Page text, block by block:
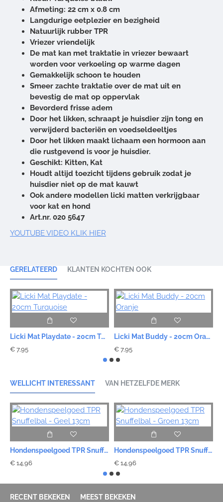
Afmeting: 22 cm x 0.8 cm
Langdurige eetplezier en bezigheid
Natuurlijk rubber TPR
Vriezer vriendelijk
De mat kan met traktatie in vriezer bewaart
worden voor verkoeling op warme dagen
Gemakkelijk schoon te houden
Smeer zachte traktatie over de mat uit en
bevestig de mat op oppervlak
Bevorderd frisse adem
Door het likken, schraapt je huisdier zijn tong en
verwijderd bacteriën en voedseldeeltjes
Door het likken maakt lichaam een hormoon aan
die rustgevend is voor je huisdier.
Geschikt: Kitten, Kat
Houdt altijd toezicht tijdens gebruik zodat je
huisdier niet op de mat kauwt
Ook andere modellen licki matten verkrijgbaar
voor kat en hond
Art.nr. 020 5647
YOUTUBE VIDEO KLIK HIER
GERELATEERD KLANTEN KOCHTEN OOK
Licki Mat Playdate - 20cm Turquoise
€ 7,95
Licki Mat Buddy - 20cm Oranje
€ 7,95
WELLICHT INTERESSANT VAN HETZELFDE MERK
Hondenspeelgoed TPR Snuffelbal - Geel 13cm
€ 14,96
Hondenspeelgoed TPR Snuffelbal - Groen 13cm
€ 14,96
RECENT BEKEKEN MEEST BEKEKEN